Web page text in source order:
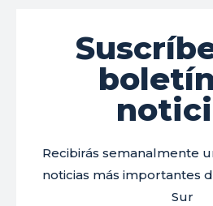
Recibirás semanalmente
noticias más importantes
Sur